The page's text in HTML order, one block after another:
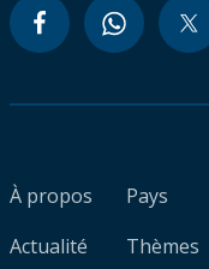
À propos
Actualité
Pays
Thèmes